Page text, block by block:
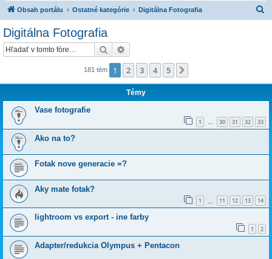
Obsah portálu Ostatné kategórie Digitálna Fotografia
Digitálna Fotografia
Hľadať
181 tém 1 2 3 4 5
Témy
Vase fotografie
1 … 30 31 32 33
Ako na to?
Fotak nove generacie =?
Aky mate fotak?
1 11 12 13 14
lightroom vs export - ine farby
1 2
Adapter/redukcia Olympus + Pentacon